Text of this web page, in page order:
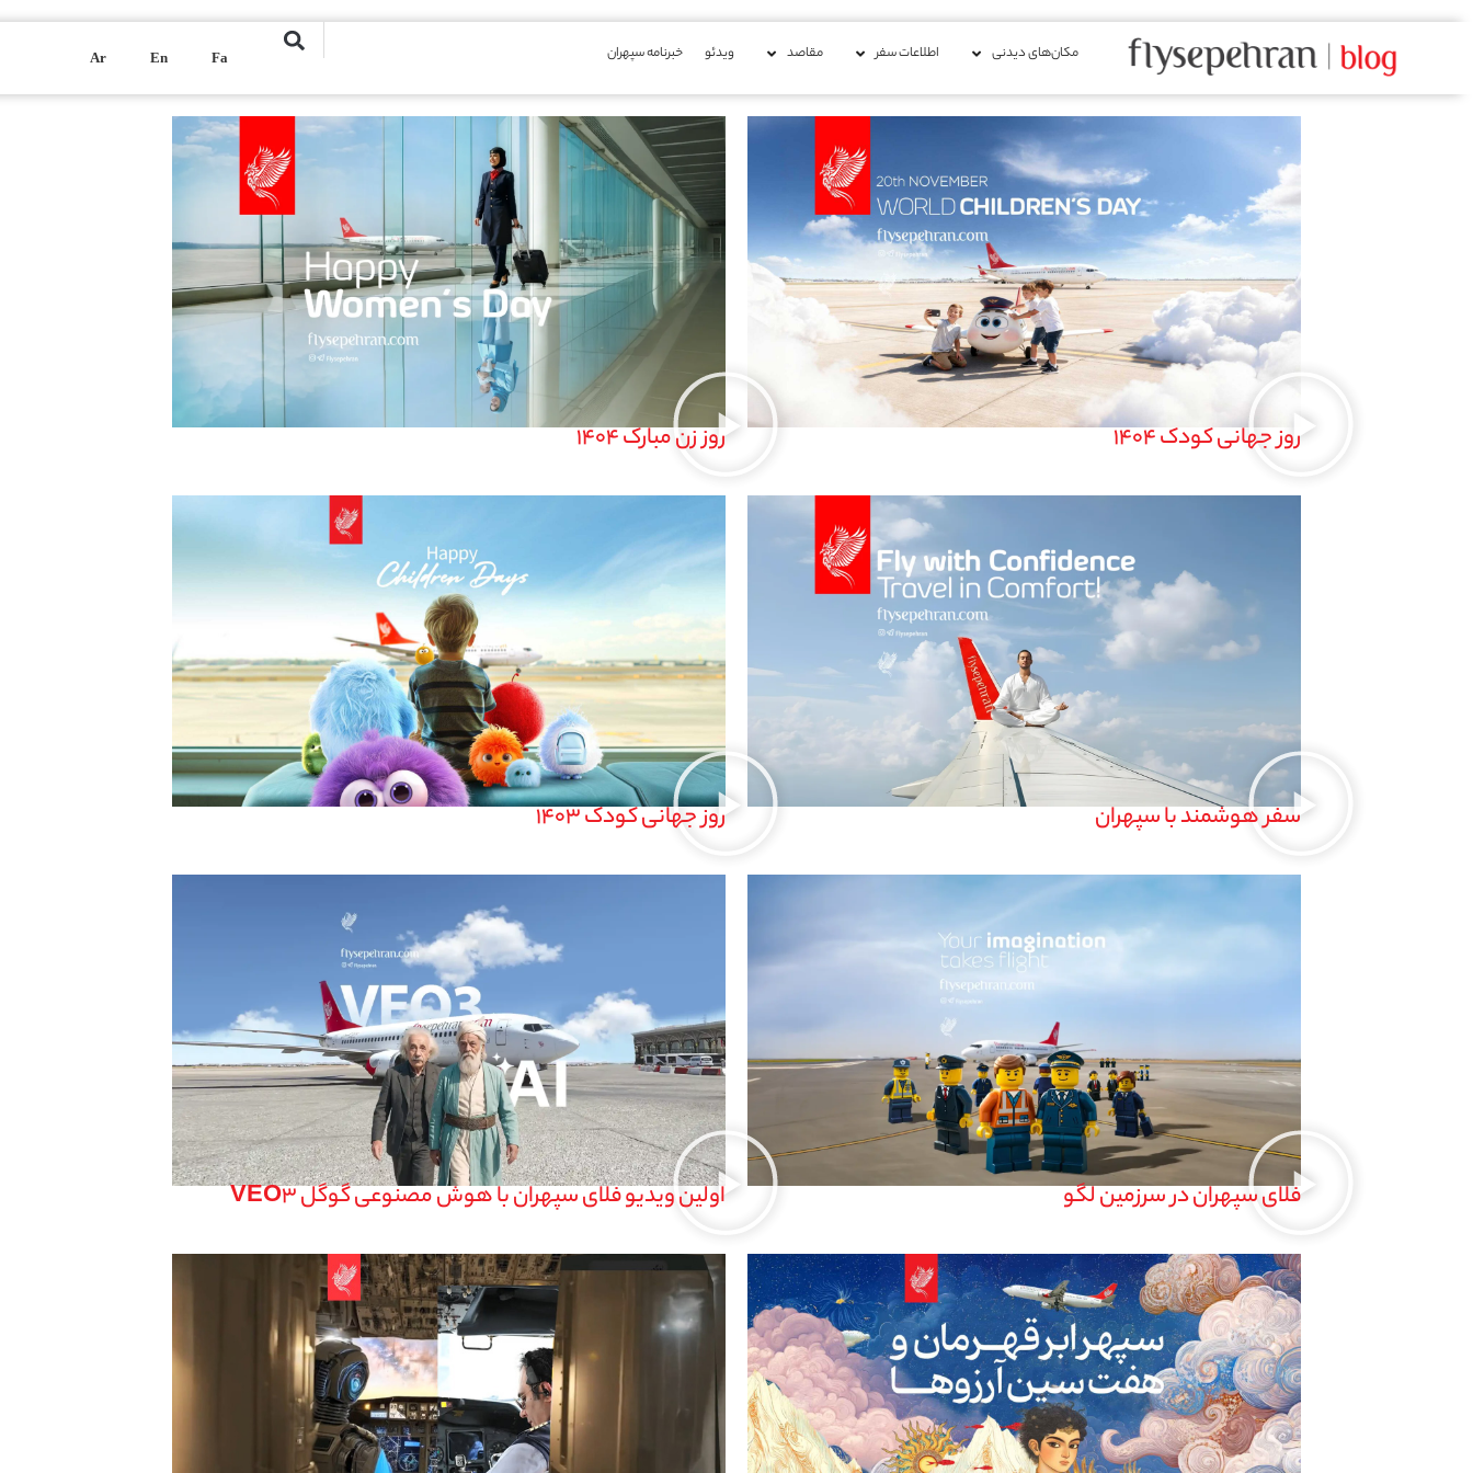
مکان‌های دیدنی اطلاعات سفر مقاصد ویدئو خبرنامه سپهران Fa
En
Ar
روز جهانی کودک 1404 روز زن مبارک 1404
سفر هوشمند با سپهران روز جهانی کودک 1403
فلای سپهران در سرزمین لگو اولین ویدیو فلای سپهران با هوش مصنوعی گوگل VEO3